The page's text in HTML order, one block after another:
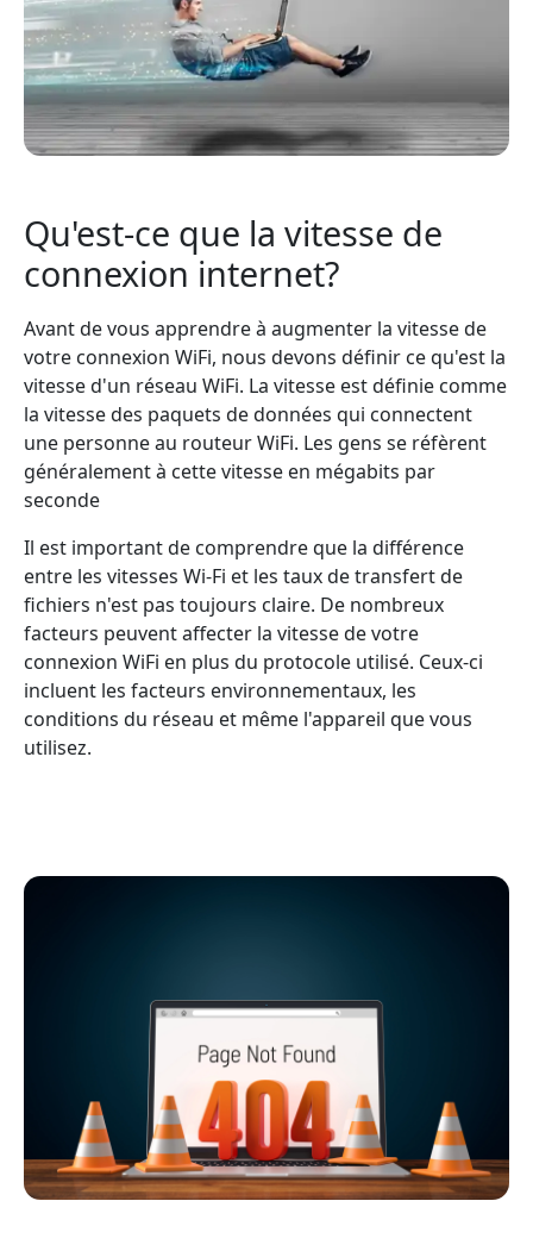
Qu'est-ce que la vitesse de
connexion internet?
Avant de vous apprendre à augmenter la vitesse de
votre connexion WiFi, nous devons définir ce qu'est la
vitesse d'un réseau WiFi. La vitesse est définie comme
la vitesse des paquets de données qui connectent
une personne au routeur WiFi. Les gens se réfèrent
généralement à cette vitesse en mégabits par
seconde
Il est important de comprendre que la différence
entre les vitesses Wi-Fi et les taux de transfert de
fichiers n'est pas toujours claire. De nombreux
facteurs peuvent affecter la vitesse de votre
connexion WiFi en plus du protocole utilisé. Ceux-ci
incluent les facteurs environnementaux, les
conditions du réseau et même l'appareil que vous
utilisez.